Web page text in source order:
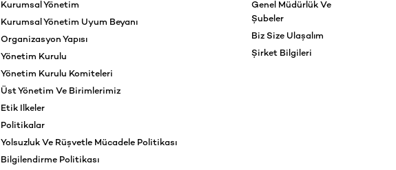
Kurumsal Yönetim
Kurumsal Yönetim Uyum Beyanı
Organizasyon Yapısı
Yönetim Kurulu
Yönetim Kurulu Komiteleri
Üst Yönetim Ve Birimlerimiz
Etik Ilkeler
Politikalar
Yolsuzluk Ve Rüşvetle Mücadele Politikası
Bilgilendirme Politikası
Genel Müdürlük Ve
Şubeler
Biz Size Ulaşalım
Şirket Bilgileri